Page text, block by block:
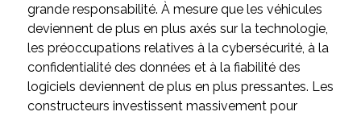
grande responsabilité. À mesure que les véhicules
deviennent de plus en plus axés sur la technologie,
les préoccupations relatives à la cybersécurité, à la
confidentialité des données et à la fiabilité des
logiciels deviennent de plus en plus pressantes. Les
constructeurs investissent massivement pour